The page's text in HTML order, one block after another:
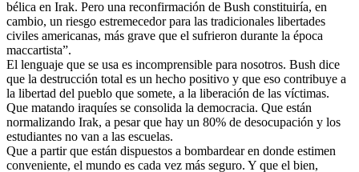
bélica en Irak. Pero una reconfirmación de Bush constituiría, en
cambio, un riesgo estremecedor para las tradicionales libertades
civiles americanas, más grave que el sufrieron durante la época
maccartista”.
El lenguaje que se usa es incomprensible para nosotros. Bush dice
que la destrucción total es un hecho positivo y que eso contribuye a
la libertad del pueblo que somete, a la liberación de las víctimas.
Que matando iraquíes se consolida la democracia. Que están
normalizando Irak, a pesar que hay un 80% de desocupación y los
estudiantes no van a las escuelas.
Que a partir que están dispuestos a bombardear en donde estimen
conveniente, el mundo es cada vez más seguro. Y que el bien,